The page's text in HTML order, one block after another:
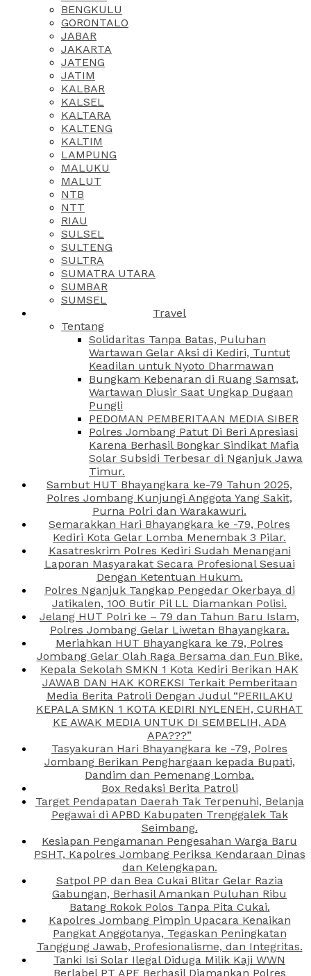
BENGKULU
GORONTALO
JABAR
JAKARTA
JATENG
JATIM
KALBAR
KALSEL
KALTARA
KALTENG
KALTIM
LAMPUNG
MALUKU
MALUT
NTB
NTT
RIAU
SULSEL
SULTENG
SULTRA
SUMATRA UTARA
SUMBAR
SUMSEL
Travel
Tentang
Solidaritas Tanpa Batas, Puluhan
Wartawan Gelar Aksi di Kediri, Tuntut
Keadilan untuk Nyoto Dharmawan
Bungkam Kebenaran di Ruang Samsat,
Wartawan Diusir Saat Ungkap Dugaan
Pungli
PEDOMAN PEMBERITAAN MEDIA SIBER
Polres Jombang Patut Di Beri Apresiasi
Karena Berhasil Bongkar Sindikat Mafia
Solar Subsidi Terbesar di Nganjuk Jawa
Timur.
Sambut HUT Bhayangkara ke-79 Tahun 2025,
Polres Jombang Kunjungi Anggota Yang Sakit,
Purna Polri dan Warakawuri.
Semarakkan Hari Bhayangkara ke -79, Polres
Kediri Kota Gelar Lomba Menembak 3 Pilar.
Kasatreskrim Polres Kediri Sudah Menangani
Laporan Masyarakat Secara Profesional Sesuai
Dengan Ketentuan Hukum.
Polres Nganjuk Tangkap Pengedar Okerbaya di
Jatikalen, 100 Butir Pil LL Diamankan Polisi.
Jelang HUT Polri ke – 79 dan Tahun Baru Islam,
Polres Jombang Gelar Liwetan Bhayangkara.
Meriahkan HUT Bhayangkara ke 79, Polres
Jombang Gelar Olah Raga Bersama dan Fun Bike.
Kepala Sekolah SMKN 1 Kota Kediri Berikan HAK
JAWAB DAN HAK KOREKSI Terkait Pemberitaan
Media Berita Patroli Dengan Judul “PERILAKU
KEPALA SMKN 1 KOTA KEDIRI NYLENEH, CURHAT
KE AWAK MEDIA UNTUK DI SEMBELIH, ADA
APA???”
Tasyakuran Hari Bhayangkara ke -79, Polres
Jombang Berikan Penghargaan kepada Bupati,
Dandim dan Pemenang Lomba.
Box Redaksi Berita Patroli
Target Pendapatan Daerah Tak Terpenuhi, Belanja
Pegawai di APBD Kabupaten Trenggalek Tak
Seimbang.
Kesiapan Pengamanan Pengesahan Warga Baru
PSHT, Kapolres Jombang Periksa Kendaraan Dinas
dan Kelengkapan.
Satpol PP dan Bea Cukai Blitar Gelar Razia
Gabungan, Berhasil Amankan Puluhan Ribu
Batang Rokok Polos Tanpa Pita Cukai.
Kapolres Jombang Pimpin Upacara Kenaikan
Pangkat Anggotanya, Tegaskan Peningkatan
Tanggung Jawab, Profesionalisme, dan Integritas.
Tanki Isi Solar Ilegal Diduga Milik Kaji WWN
Berlabel PT APE Berhasil Diamankan Polres